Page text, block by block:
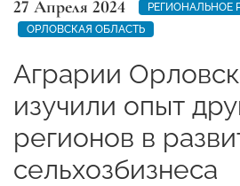
27 Апреля 2024
РЕГИОНАЛЬНОЕ
ОРЛОВСКАЯ ОБЛАСТЬ
Аграрии
изучили опыт
регионов в
сельхозбизнеса